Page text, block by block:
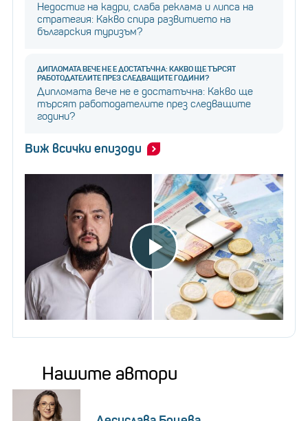
Недостиг на кадри, слаба реклама и липса на
стратегия: Какво спира развитието на
българския туризъм?
ДИПЛОМАТА ВЕЧЕ НЕ Е ДОСТАТЪЧНА: КАКВО ЩЕ ТЪРСЯТ
РАБОТОДАТЕЛИТЕ ПРЕЗ СЛЕДВАЩИТЕ ГОДИНИ?
Дипломата вече не е достатъчна: Какво ще
търсят работодателите през следващите
години?
Виж всички епизоди
Нашите автори